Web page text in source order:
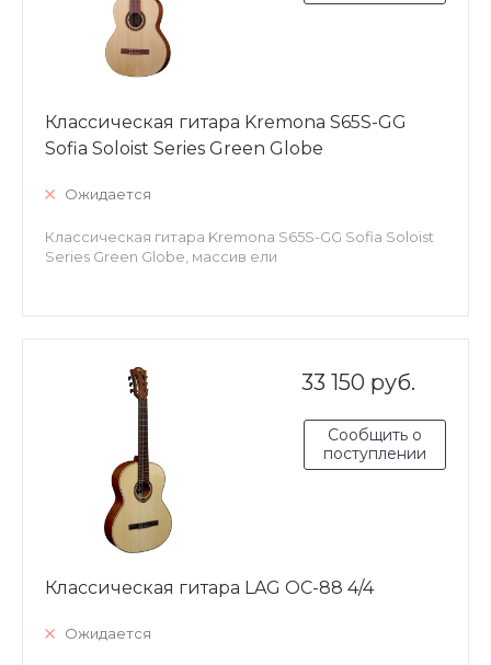
Классическая гитара Kremona S65S-GG
Sofia Soloist Series Green Globe
Ожидается
Классическая гитара Kremona S65S-GG Sofia Soloist
Series Green Globe, массив ели
33 150 руб.
Сообщить о
поступлении
Классическая гитара LAG OC-88 4/4
Ожидается